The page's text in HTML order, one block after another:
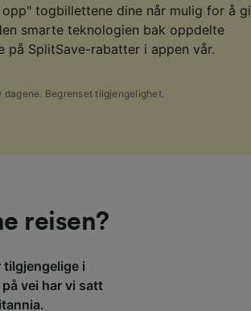
togbillettene dine når mulig for å gi
smarte teknologien bak oppdelte
SplitSave-rabatter i appen vår.
Begrenset tilgjengelighet.
reisen?
tilgjengelige i
vei har vi satt